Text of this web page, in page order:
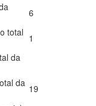
6
total 1
da
da 19